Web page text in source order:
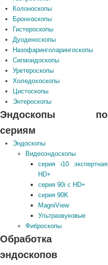
Колоноскопы
Бронхоскопы
Гистероскопы
Дуоденоскопы
Назофаринголарингоскопы
Сигмоидоскопы
Уретероскопы
Холедохоскопы
Цистоскопы
Энтероскопы
Эндоскопы по
сериям
Эндоскопы
Видеоэндоскопы
серия i10 экспертная
HD+
серия 90i с HD+
серия 90K
MagniView
Ультразвуковые
Фиброскопы
Обработка
эндоскопов